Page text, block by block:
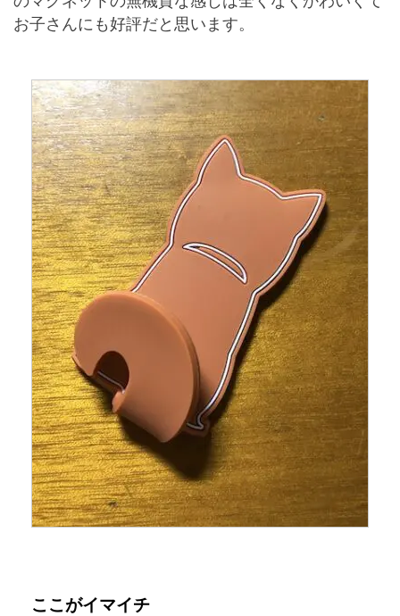
お子さんにも好評だと思います。
ここがイマイチ